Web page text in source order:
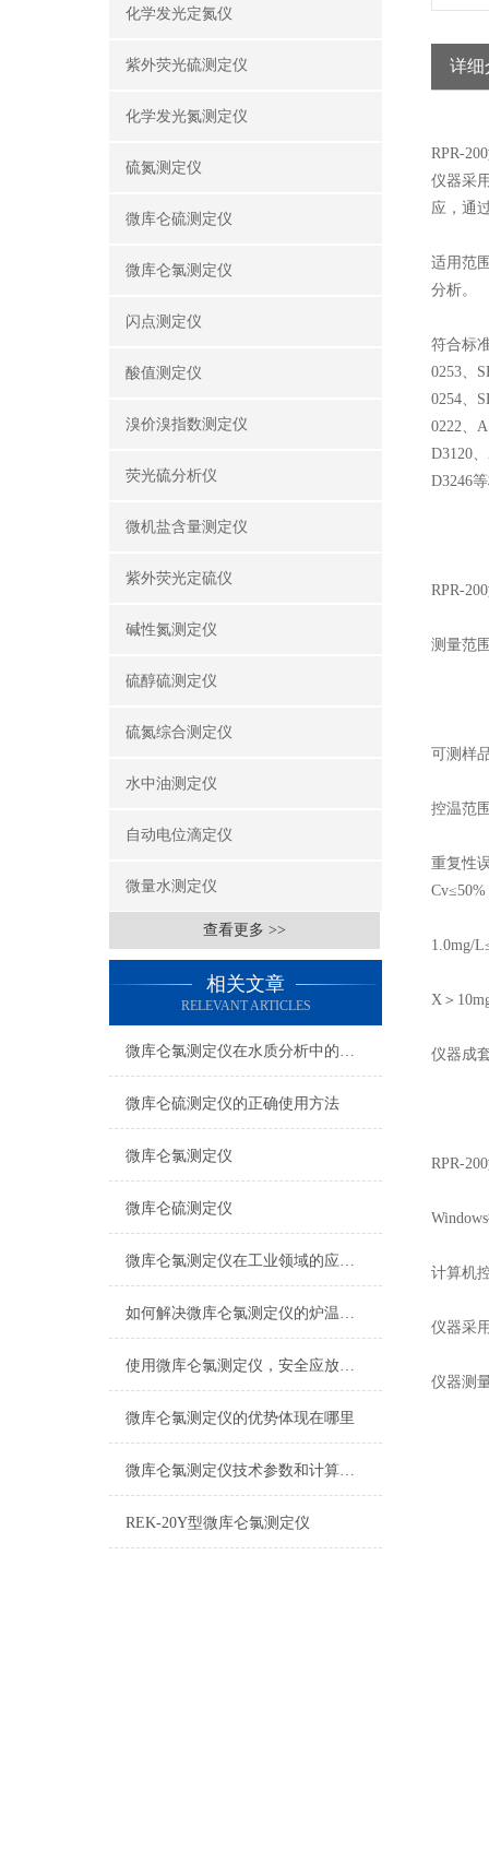
化学发光定氮仪
紫外荧光硫测定仪
化学发光氮测定仪
硫氮测定仪
微库仑硫测定仪
微库仑氯测定仪
闪点测定仪
酸值测定仪
溴价溴指数测定仪
荧光硫分析仪
微机盐含量测定仪
紫外荧光定硫仪
碱性氮测定仪
硫醇硫测定仪
硫氮综合测定仪
水中油测定仪
自动电位滴定仪
微量水测定仪
查看更多 >>
相关文章
RELEVANT ARTICLES
微库仑氯测定仪在水质分析中的关键作用
微库仑硫测定仪的正确使用方法
微库仑氯测定仪
微库仑硫测定仪
微库仑氯测定仪在工业领域的应用价值
如何解决微库仑氯测定仪的炉温过高？
使用微库仑氯测定仪，安全应放首位
微库仑氯测定仪的优势体现在哪里
微库仑氯测定仪技术参数和计算公式
REK-20Y型微库仑氯测定仪
详细
RPR-
仪器采
应，通
适用范
分析。
符合标
0253、
0254、
0222、
D3120、
D3246
RPR-
测量范
可测样
控温范
重复
Cv≤50%
1.0mg/
X ＞
仪器成
RPR-
Windows
计算机
仪器采
仪器测